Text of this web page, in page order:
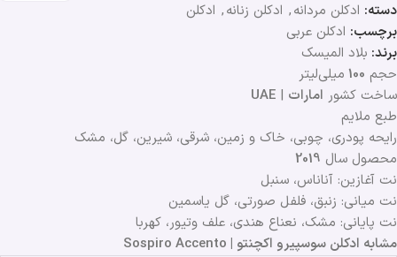
دسته: ادکلن مردانه, ادکلن زنانه, ادکلن
برچسب: ادکلن عربی
برند: بلاد المیسک
حجم 100 میلی‌لیتر
ساخت کشور امارات |
UAE
طبع ملایم
رایحه پودری، چوبی، خاک و زمین، شرقی، شیرین، گل، مشک
محصول سال 2019
نت آغازین: آناناس، سنبل
نت میانی: زنبق، فلفل صورتی، گل یاسمین
نت پایانی: مشک، نعناع هندی، علف وتیور، کهربا
مشابه ادکلن سوسپیرو اکچنتو | Sospiro Accento